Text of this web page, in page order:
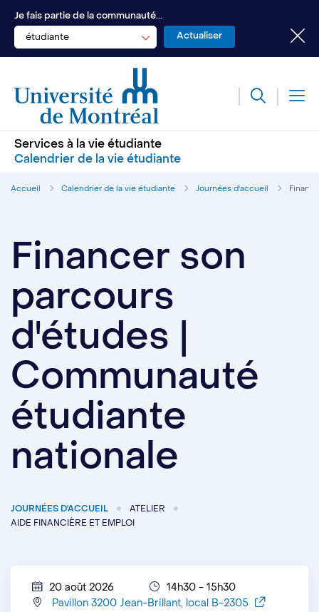
Je fais partie de la communauté...
étudiante
Services à la vie étudiante
Calendrier de la vie étudiante
Accueil Calendrier de la vie étudiante Journées d'accueil
Financer son
parcours
d'études |
Communauté
étudiante
nationale
JOURNÉES D'ACCUEIL
ATELIER
AIDE FINANCIÈRE ET EMPLOI
20 août 2026
14h30 - 15h30
Pavillon 3200 Jean-Brillant, local B-2305